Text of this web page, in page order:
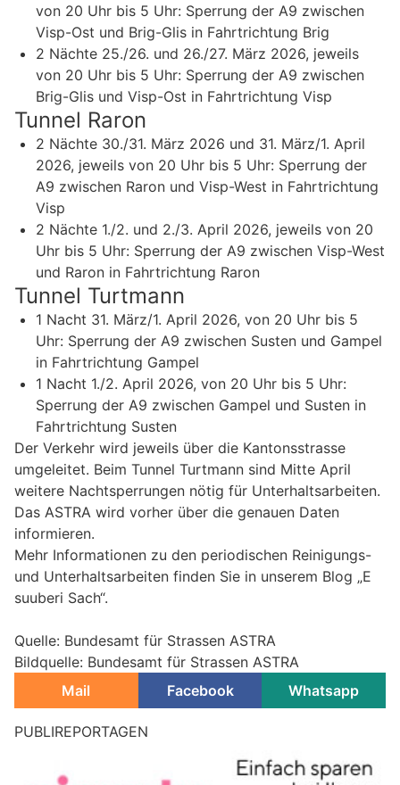
von 20 Uhr bis 5 Uhr: Sperrung der A9 zwischen
Visp-Ost und Brig-Glis in Fahrtrichtung Brig
2 Nächte 25./26. und 26./27. März 2026, jeweils
von 20 Uhr bis 5 Uhr: Sperrung der A9 zwischen
Brig-Glis und Visp-Ost in Fahrtrichtung Visp
Tunnel Raron
2 Nächte 30./31. März 2026 und 31. März/1. April
2026, jeweils von 20 Uhr bis 5 Uhr: Sperrung der
A9 zwischen Raron und Visp-West in Fahrtrichtung
Visp
2 Nächte 1./2. und 2./3. April 2026, jeweils von 20
Uhr bis 5 Uhr: Sperrung der A9 zwischen Visp-West
und Raron in Fahrtrichtung Raron
Tunnel Turtmann
1 Nacht 31. März/1. April 2026, von 20 Uhr bis 5
Uhr: Sperrung der A9 zwischen Susten und Gampel
in Fahrtrichtung Gampel
1 Nacht 1./2. April 2026, von 20 Uhr bis 5 Uhr:
Sperrung der A9 zwischen Gampel und Susten in
Fahrtrichtung Susten
Der Verkehr wird jeweils über die Kantonsstrasse
umgeleitet. Beim Tunnel Turtmann sind Mitte April
weitere Nachtsperrungen nötig für Unterhaltsarbeiten.
Das ASTRA wird vorher über die genauen Daten
informieren.
Mehr Informationen zu den periodischen Reinigungs-
und Unterhaltsarbeiten finden Sie in unserem Blog „E
suuberi Sach“.
Quelle: Bundesamt für Strassen ASTRA
Bildquelle: Bundesamt für Strassen ASTRA
Mail
Facebook Whatsapp
PUBLIREPORTAGEN